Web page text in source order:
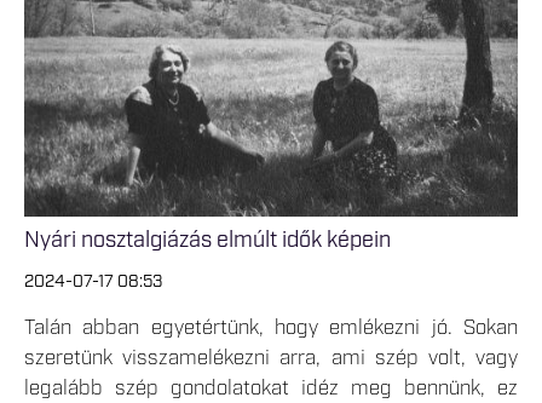
Nyári nosztalgiázás elmúlt idők képein
2024-07-17 08:53
Talán abban egyetértünk, hogy emlékezni jó. Sokan
szeretünk visszamelékezni arra, ami szép volt, vagy
legalább szép gondolatokat idéz meg bennünk, ez